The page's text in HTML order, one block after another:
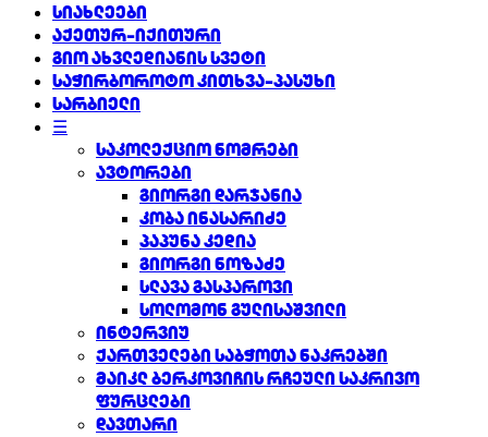
სიახლეები
აქეთურ-იქითური
გიო ახვლედიანის სვეტი
საჭირბოროტო კითხვა-პასუხი
სარბიელი
☰
საკოლექციო ნომრები
ავტორები
გიორგი დარჯანია
კობა ინასარიძე
პაპუნა კედია
გიორგი ნოზაძე
სლავა გასპაროვი
სოლომონ გულისაშვილი
ინტერვიუ
ქართველები საბჭოთა ნაკრებში
მაიკლ ბერკოვიჩის რჩეული საკრივო
ფურცლები
დავთარი